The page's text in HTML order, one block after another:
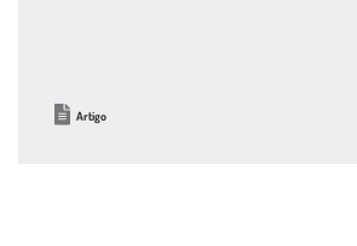
Artigo